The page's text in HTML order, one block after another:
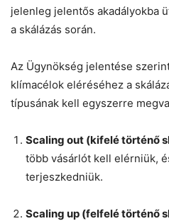
jelenleg jelentős akadályokba
a skálázás során.
Az Ügynökség jelentése
klímacélok eléréséhez a
típusának kell egyszerre
Scaling out (kifelé történő
több vásárlót kell elérniük,
terjeszkedniük.
Scaling up (felfelé történő